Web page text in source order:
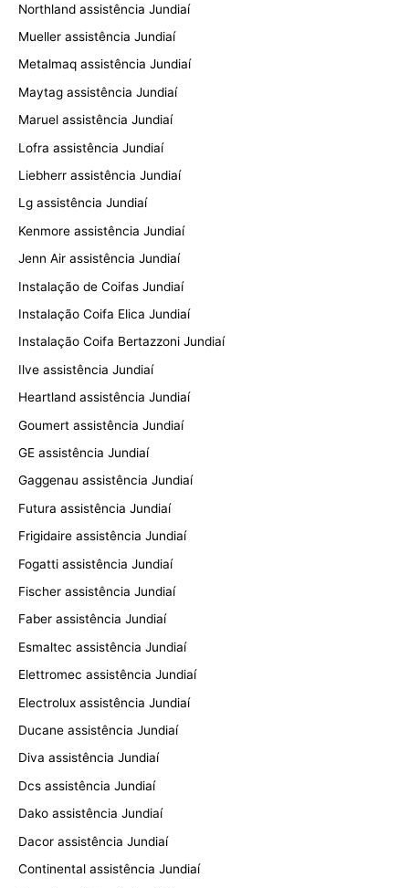
Northland assistência Jundiaí
Mueller assistência Jundiaí
Metalmaq assistência Jundiaí
Maytag assistência Jundiaí
Maruel assistência Jundiaí
Lofra assistência Jundiaí
Liebherr assistência Jundiaí
Lg assistência Jundiaí
Kenmore assistência Jundiaí
Jenn Air assistência Jundiaí
Instalação de Coifas Jundiaí
Instalação Coifa Elica Jundiaí
Instalação Coifa Bertazzoni Jundiaí
Ilve assistência Jundiaí
Heartland assistência Jundiaí
Goumert assistência Jundiaí
GE assistência Jundiaí
Gaggenau assistência Jundiaí
Futura assistência Jundiaí
Frigidaire assistência Jundiaí
Fogatti assistência Jundiaí
Fischer assistência Jundiaí
Faber assistência Jundiaí
Esmaltec assistência Jundiaí
Elettromec assistência Jundiaí
Electrolux assistência Jundiaí
Ducane assistência Jundiaí
Diva assistência Jundiaí
Dcs assistência Jundiaí
Dako assistência Jundiaí
Dacor assistência Jundiaí
Continental assistência Jundiaí